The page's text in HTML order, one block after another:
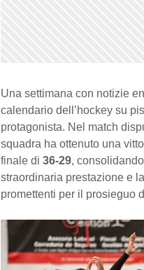
Una settimana con notizie
calendario dell’hockey su
protagonista. Nel match
squadra ha ottenuto una
finale di 36-29,
straordinaria prestazione e
promettenti per il prosieguo